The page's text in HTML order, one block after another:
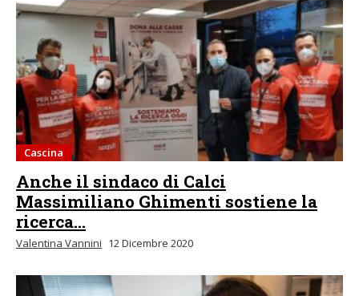
Cascina
Anche il sindaco di Calci
Massimiliano Ghimenti sostiene la
ricerca...
Valentina Vannini 12 Dicembre 2020